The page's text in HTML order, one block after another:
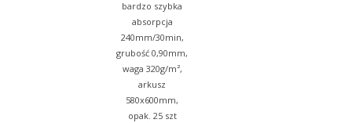
bardzo szybka
absorpcja
240mm/30min,
grubość 0,90mm,
waga 320g/m²,
arkusz
580x600mm,
opak. 25 szt